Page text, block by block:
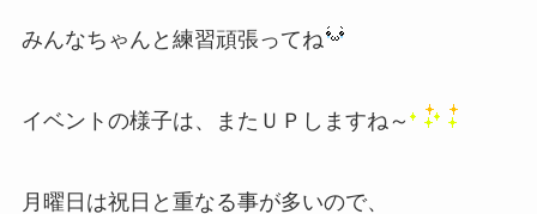
みんなちゃんと練習頑張ってね
イベントの様子は、またＵＰしますね～
月曜日は祝日と重なる事が多いので、